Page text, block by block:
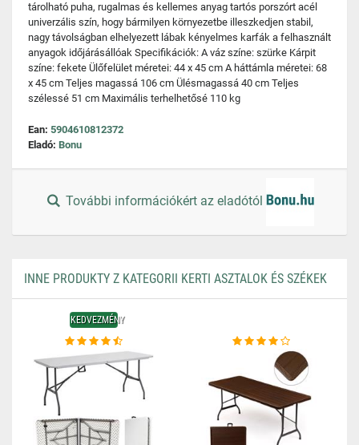
tárolható puha, rugalmas és kellemes anyag tartós porszórt acél
univerzális szín, hogy bármilyen környezetbe illeszkedjen stabil,
nagy távolságban elhelyezett lábak kényelmes karfák a felhasznált
anyagok időjárásállóak Specifikációk: A váz színe: szürke Kárpit
színe: fekete Ülőfelület méretei: 44 x 45 cm A háttámla méretei: 68
x 45 cm Teljes magassá 106 cm Ülésmagassá 40 cm Teljes
szélessé 51 cm Maximális terhelhetősé 110 kg
Ean: 5904610812372
Eladó: Bonu
További információkért az eladótól
INNE PRODUKTY Z KATEGORII KERTI ASZTALOK ÉS SZÉKEK
KEDVEZMÉNY